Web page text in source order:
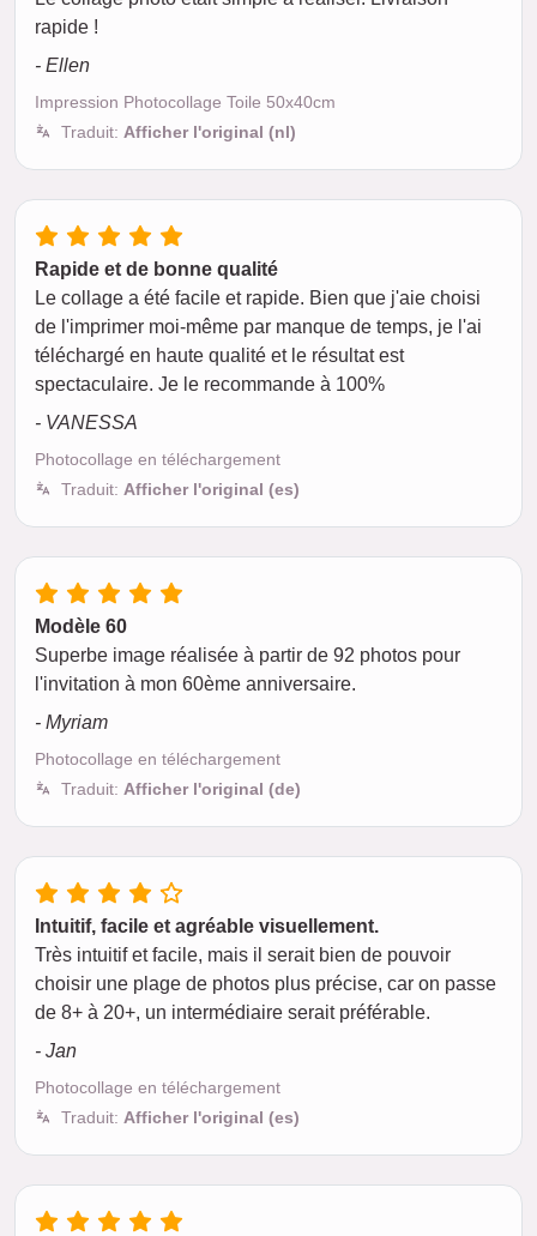
rapide !
- Ellen
Impression Photocollage Toile 50x40cm
Traduit: Afficher l'original (nl)
Rapide et de bonne qualité
Le collage a été facile et rapide. Bien que j'aie choisi
de l'imprimer moi-même par manque de temps, je l'ai
téléchargé en haute qualité et le résultat est
spectaculaire. Je le recommande à 100%
- VANESSA
Photocollage en téléchargement
Traduit: Afficher l'original (es)
Modèle 60
Superbe image réalisée à partir de 92 photos pour
l'invitation à mon 60ème anniversaire.
- Myriam
Photocollage en téléchargement
Traduit: Afficher l'original (de)
Intuitif, facile et agréable visuellement.
Très intuitif et facile, mais il serait bien de pouvoir
choisir une plage de photos plus précise, car on passe
de 8+ à 20+, un intermédiaire serait préférable.
- Jan
Photocollage en téléchargement
Traduit: Afficher l'original (es)